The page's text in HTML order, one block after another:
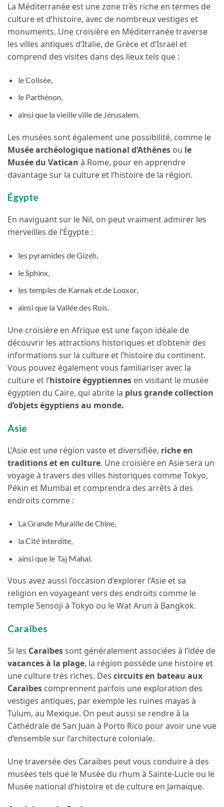
La Méditerranée est une zone très riche en termes de
culture et d’histoire, avec de nombreux vestiges et
monuments. Une croisière en Méditerranée traverse
les villes antiques d’Italie, de Grèce et d’Israël et
comprend des visites dans des lieux tels que :
le Colisée,
le Parthénon,
ainsi que la vieille ville de Jérusalem.
Les musées sont également une possibilité, comme le
Musée archéologique national d’Athènes ou le
Musée du Vatican à Rome, pour en apprendre
davantage sur la culture et l’histoire de la région.
Égypte
En naviguant sur le Nil, on peut vraiment admirer les
merveilles de l’Égypte :
les pyramides de Gizeh,
le Sphinx,
les temples de Karnak et de Louxor,
ainsi que la Vallée des Rois.
Une croisière en Afrique est une façon idéale de
découvrir les attractions historiques et d’obtenir des
informations sur la culture et l’histoire du continent.
Vous pouvez également vous familiariser avec la
culture et l’histoire égyptiennes en visitant le musée
égyptien du Caire, qui abrite la plus grande collection
d’objets égyptiens au monde.
Asie
L’Asie est une région vaste et diversifiée, riche en
traditions et en culture. Une croisière en Asie sera un
voyage à travers des villes historiques comme Tokyo,
Pékin et Mumbai et comprendra des arrêts à des
endroits comme :
La Grande Muraille de Chine,
la Cité interdite,
ainsi que le Taj Mahal.
Vous avez aussi l’occasion d’explorer l’Asie et sa
religion en voyageant vers des endroits comme le
temple Sensoji à Tokyo ou le Wat Arun à Bangkok.
Caraïbes
Si les Caraïbessont généralement associées à l’idée de
vacances à la plage, la région possède une histoire et
une culture très riches. Des circuits en bateau aux
Caraïbes comprennent parfois une exploration des
vestiges antiques, par exemple les ruines mayas à
Tulum, au Mexique. On peut aussi se rendre à la
Cathédrale de San Juan à Porto Rico pour avoir une vue
d’ensemble sur l’architecture coloniale.
Une traversée des Caraïbes peut vous conduire à des
musées tels que le Musée du rhum à Sainte-Lucie ou le
Musée national d’histoire et de culture en Jamaïque.